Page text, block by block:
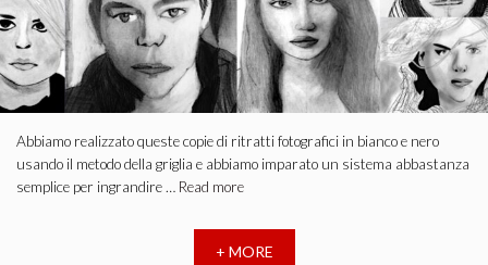
Abbiamo realizzato queste copie di ritratti fotografici in bianco e nero
usando il metodo della griglia e abbiamo imparato un sistema abbastanza
semplice per ingrandire … Read more
+ MORE